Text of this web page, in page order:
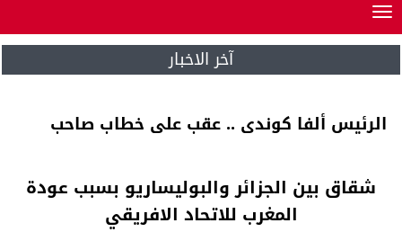
Toggle
navigation
آخر الاخبار
الجلالة بأديس أبابا
شقاق بين الجزائر والبوليساريو بسبب عودة
المغرب للاتحاد الافريقي